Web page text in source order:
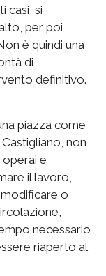
casi, si
per poi
è quindi una
di
definitivo.
piazza come
non
e
il lavoro,
o
necessario
riaperto al